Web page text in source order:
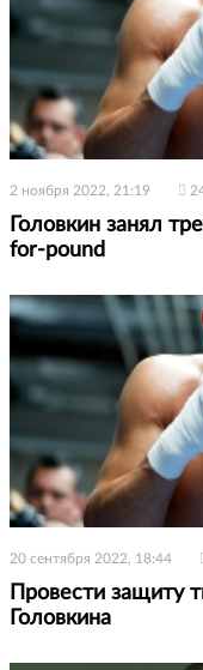
2 ноября 2022, 21:19
Головкин занял
for-pound
20 сентября 2022, 18:44
Провести защиту
Головкина